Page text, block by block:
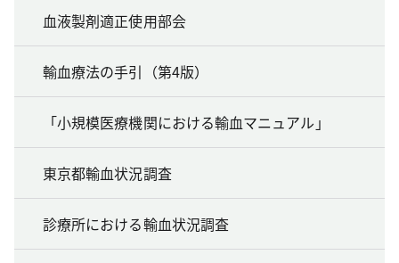
血液製剤適正使用部会
輸血療法の手引（第4版）
「小規模医療機関における輸血マニュアル」
東京都輸血状況調査
診療所における輸血状況調査